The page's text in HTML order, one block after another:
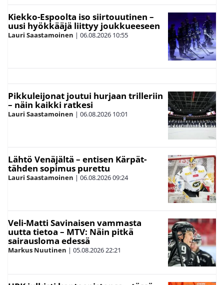
Kiekko-Espoolta iso siirtouutinen –
uusi hyökkääjä liittyy joukkueeseen
Lauri Saastamoinen | 06.08.2026 10:55
Pikkuleijonat joutui hurjaan trilleriin
– näin kaikki ratkesi
Lauri Saastamoinen | 06.08.2026 10:01
Lähtö Venäjältä – entisen Kärpät-
tähden sopimus purettu
Lauri Saastamoinen | 06.08.202609:24
Veli-Matti Savinaisen vammasta
uutta tietoa – MTV: Näin pitkä
sairausloma edessä
Markus Nuutinen | 05.08.202622:21